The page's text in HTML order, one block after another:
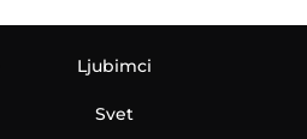
Ljubimci
Svet